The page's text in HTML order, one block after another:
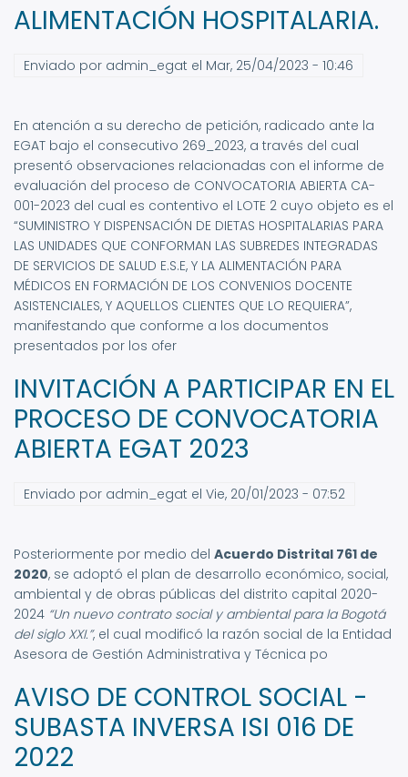
ALIMENTACIÓN HOSPITALARIA.
Enviado por admin_egat el Mar, 25/04/2023 - 10:46
En atención a su derecho de petición, radicado ante la
EGAT bajo el consecutivo 269_2023, a través del cual
presentó observaciones relacionadas con el informe de
evaluación del proceso de CONVOCATORIA ABIERTA CA-
001-2023 del cual es contentivo el LOTE 2 cuyo objeto es el
“SUMINISTRO Y DISPENSACIÓN DE DIETAS HOSPITALARIAS PARA
LAS UNIDADES QUE CONFORMAN LAS SUBREDES INTEGRADAS
DE SERVICIOS DE SALUD E.S.E, Y LA ALIMENTACIÓN PARA
MÉDICOS EN FORMACIÓN DE LOS CONVENIOS DOCENTE
ASISTENCIALES, Y AQUELLOS CLIENTES QUE LO REQUIERA”,
manifestando que conforme a los documentos
presentados por los ofer
INVITACIÓN A PARTICIPAR EN EL
PROCESO DE CONVOCATORIA
ABIERTA EGAT 2023
Enviado por admin_egat el Vie, 20/01/2023 - 07:52
Posteriormente por medio del Acuerdo Distrital 761 de
2020, se adoptó el plan de desarrollo económico, social,
ambiental y de obras públicas del distrito capital 2020-
2024 “Un nuevo contrato social y ambiental para la Bogotá
del siglo XXI.”, el cual modificó la razón social de la Entidad
Asesora de Gestión Administrativa y Técnica po
AVISO DE CONTROL SOCIAL -
SUBASTA INVERSA ISI 016 DE
2022